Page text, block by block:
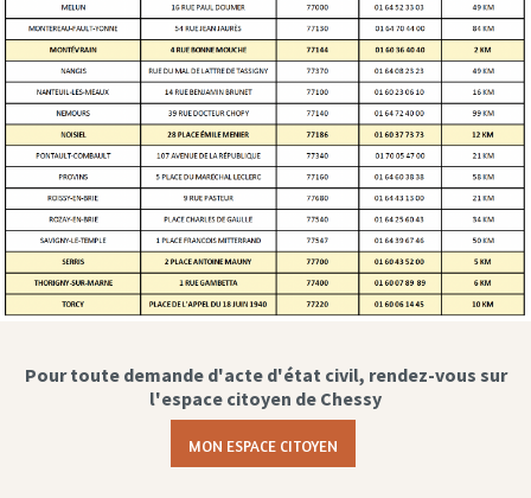
Pour toute demande d'acte d'état civil, rendez-vous sur
l'espace citoyen de Chessy
MON ESPACE CITOYEN